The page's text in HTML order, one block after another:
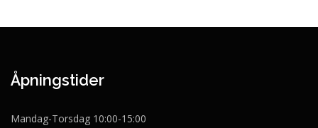
Åpningstider
Mandag-Torsdag 10:00-15:00